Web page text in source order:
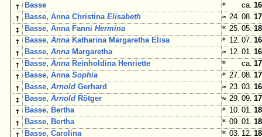
↑ Basse * ca.
↑ Basse, Anna ChristinaElisabeth ≈ 24. 08.
↕ Basse, Anna FanniHermina * 25. 05.
↑ Basse,Anna Katharina Margaretha Elisa * 12. 07.
↑ Basse,Anna Margaretha ≈ 12. 01.
↑ Basse,Anna Reinholdina Henriette * ca.
↑ Basse, AnnaSophia * 27. 08.
↑ Basse,Arnold Gerhard ≈ 23. 03.
↕ Basse,Arnold Rötger ≈ 29. 09.
↑ Basse, Bertha * 10. 01.
↑ Basse, Bertha * 09. 01.
↑ Basse, Carolina * 03. 12.